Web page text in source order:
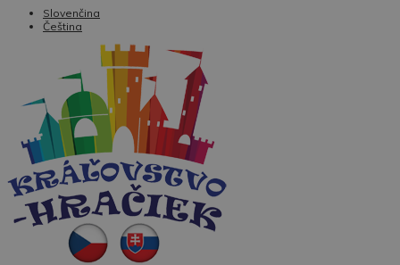
Slovenčina
Čeština